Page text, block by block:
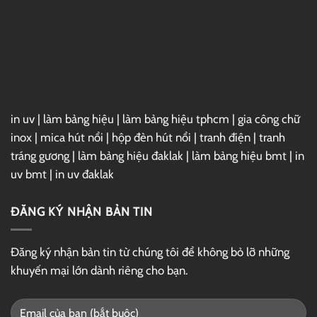
in uv | làm bảng hiệu | làm bảng hiệu tphcm | gia công chữ
inox | mica hút nổi | hộp đèn hút nổi | tranh điện | tranh
tráng gương | làm bảng hiệu đaklak | làm bảng hiệu bmt | in
uv bmt | in uv đaklak
ĐĂNG KÝ NHẬN BẢN TIN
Đăng ký nhận bản tin từ chúng tôi để không bỏ lỡ những
khuyến mại lớn dành riêng cho bạn.